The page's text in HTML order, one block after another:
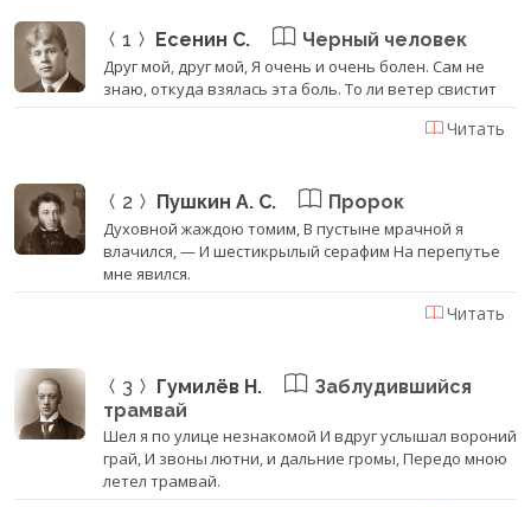
1 Есенин С. Черный человек
Друг мой, друг мой, Я очень и очень болен. Сам не
знаю, откуда взялась эта боль. То ли ветер свистит
Читать
2 Пушкин А. С. Пророк
Духовной жаждою томим, В пустыне мрачной я
влачился, — И шестикрылый серафим На перепутье
мне явился.
Читать
3 Гумилёв Н.
Заблудившийся
трамвай
Шел я по улице незнакомой И вдруг услышал вороний
грай, И звоны лютни, и дальние громы, Передо мною
летел трамвай.